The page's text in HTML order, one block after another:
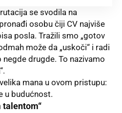
se svodila na
osobu čiji CV najviše
posla. Tražili smo „gotov
može da „uskoči“ i radi
drugde. To nazivamo
mana u ovom pristupu:
u budućnost.
talentom“